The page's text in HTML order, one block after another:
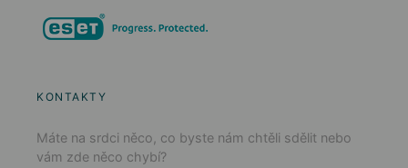
KONTAKTY
Máte na srdci něco, co byste nám chtěli sdělit nebo
vám zde něco chybí?